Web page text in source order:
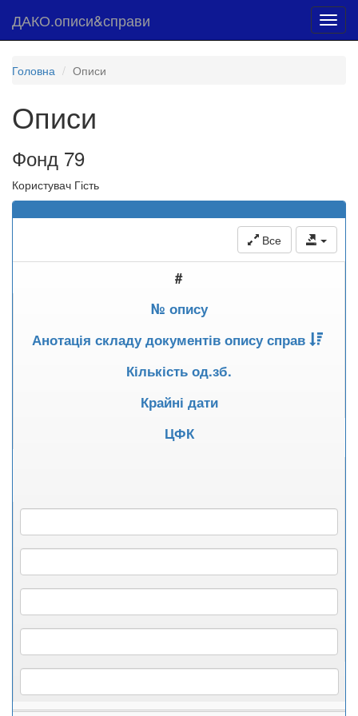
ДАКО.описи&справи
Головна Описи
Описи
Фонд 79
Користувач Гість
Все
#
№ опису
Анотація складу документів опису справ
Кількість од.зб.
Крайні дати
ЦФК